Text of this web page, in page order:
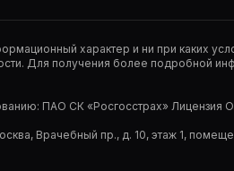
характер и ни при каких
Для получения более подробной
ПАО СК «Росгосстрах» Лицензия
Врачебный пр., д. 10, этаж 1,